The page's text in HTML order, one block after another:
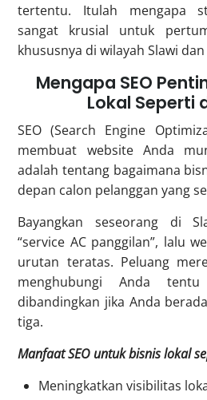
tertentu. Itulah mengapa
sangat krusial untuk
khususnya di wilayah Slawi
Mengapa SEO
Lokal Seperti
SEO (Search Engine
membuat website Anda
adalah tentang bagaimana
depan calon pelanggan yang
Bayangkan seseorang di
“service AC panggilan”, lalu
urutan teratas. Peluang
menghubungi Anda
dibandingkan jika Anda
tiga.
Manfaat SEO untuk bisnis lokal
Meningkatkan visibilitas